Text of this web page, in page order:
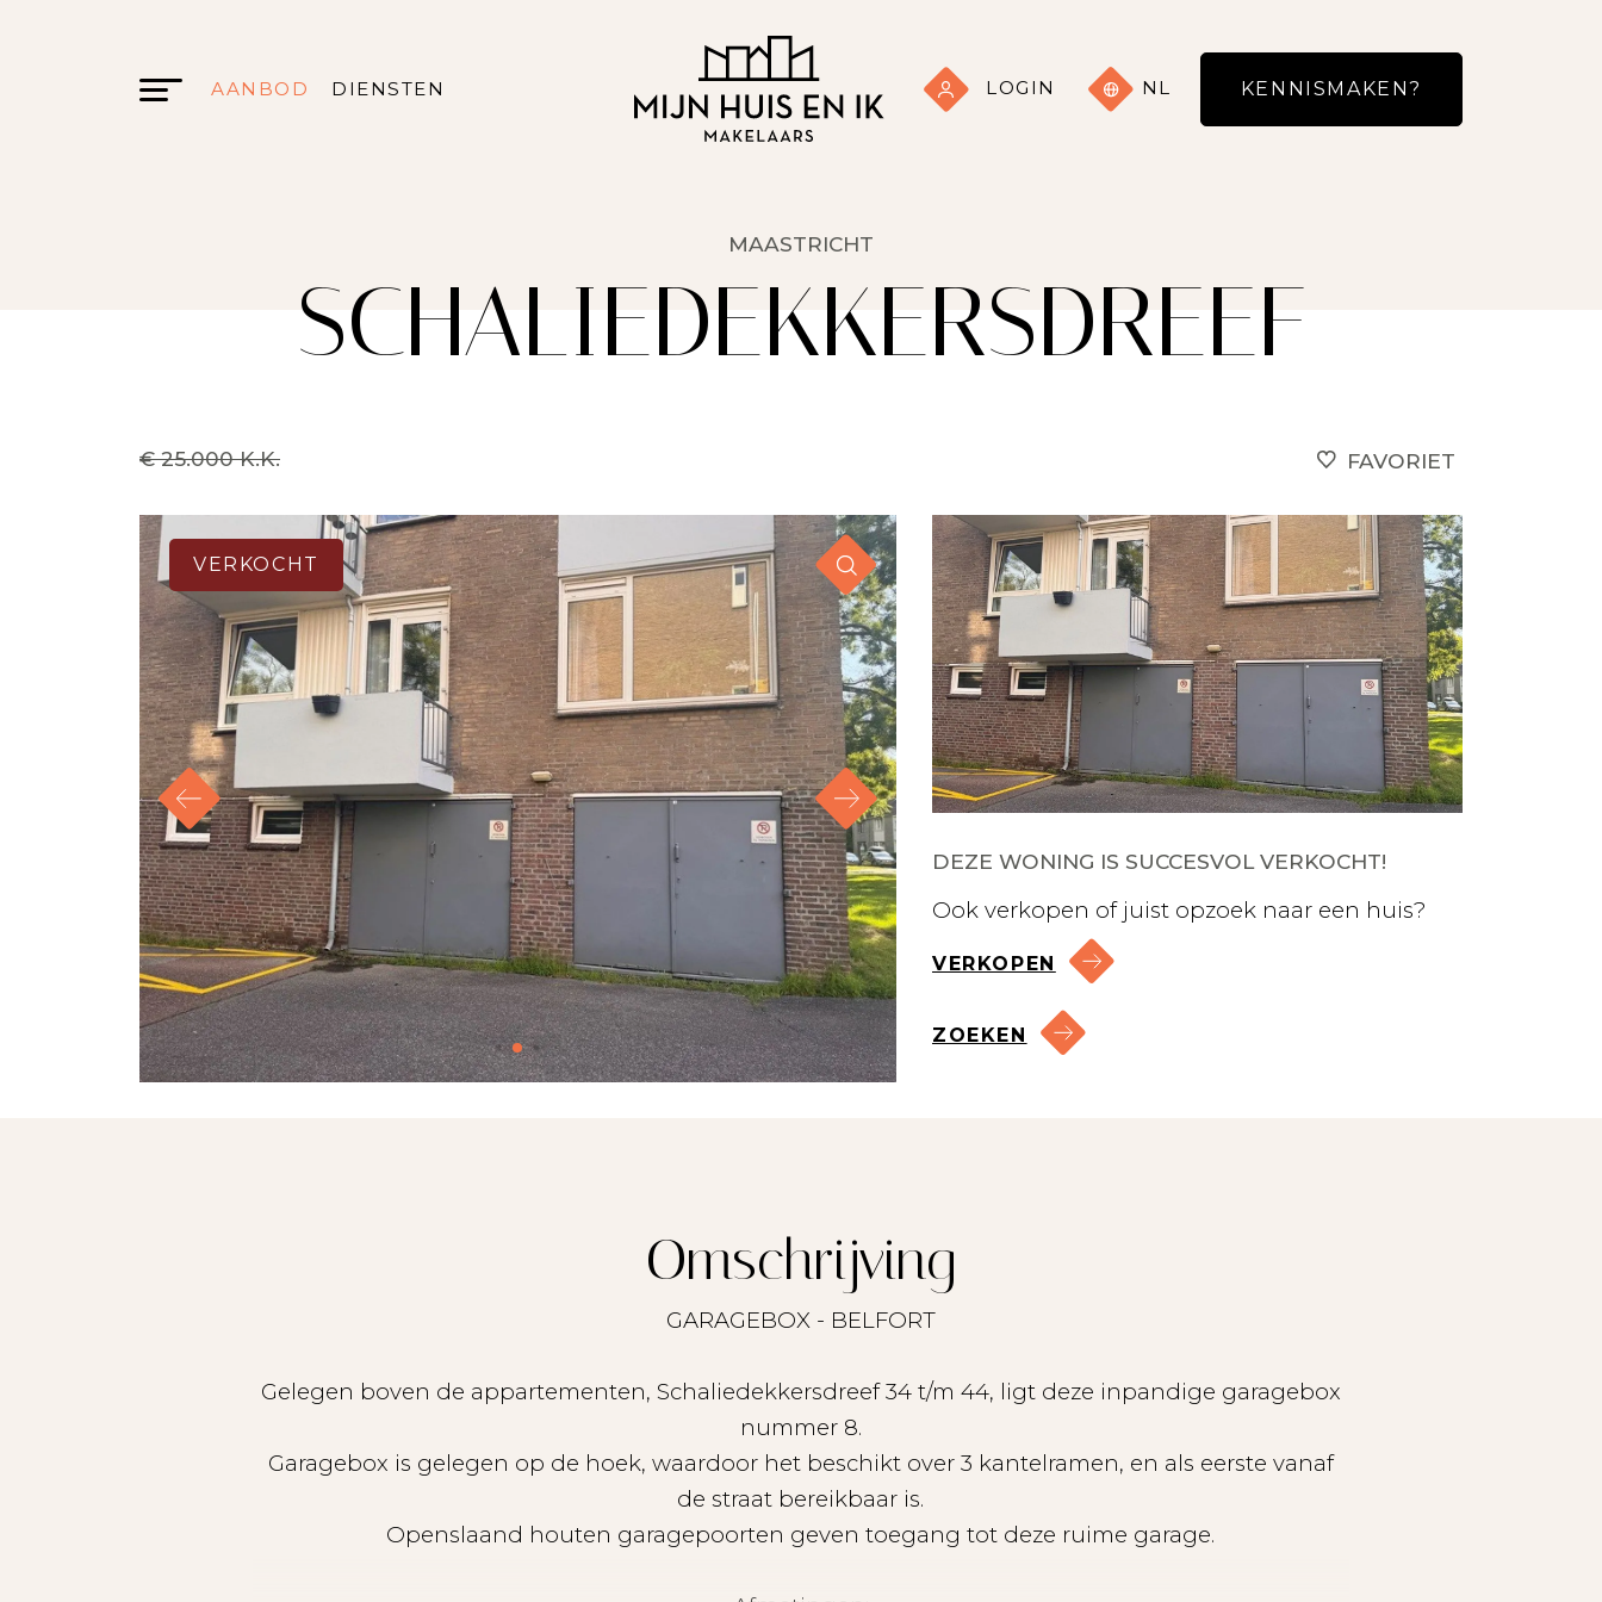
AANBOD DIENSTEN LOGIN NL KENNISMAKEN?
MAASTRICHT
SCHALIEDEKKERSDREEF
€ 25.000 K.K. FAVORIET
VERKOCHT
DEZE WONING IS SUCCESVOL VERKOCHT!
Ook verkopen of juist opzoek naar een huis?
VERKOPEN
ZOEKEN
Omschrijving
GARAGEBOX - BELFORT
Gelegen boven de appartementen, Schaliedekkersdreef 34 t/m 44, ligt deze inpandige garagebox
nummer 8.
Garagebox is gelegen op de hoek, waardoor het beschikt over 3 kantelramen, en als eerste vanaf
de straat bereikbaar is.
Openslaand houten garagepoorten geven toegang tot deze ruime garage.